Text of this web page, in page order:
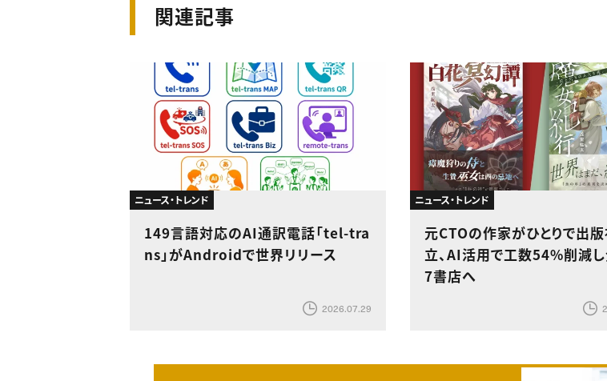
関連記事
ニュース・トレンド
149言語対応のAI通訳電話「tel-tra
ns」がAndroidで世界リリース
2026.07.29
ニュース・トレンド
元CTOの作家がひとりで出
立、AI活用で工数54%削減
7書店へ